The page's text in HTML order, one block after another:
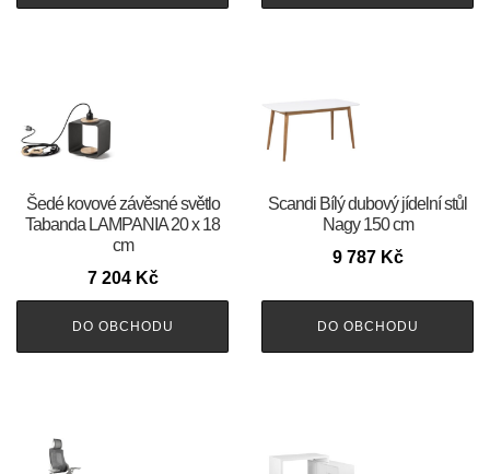
Šedé kovové závěsné světlo
Tabanda LAMPANIA 20 x 18
cm
7 204 Kč
DO OBCHODU
Scandi Bílý dubový jídelní stůl
Nagy 150 cm
9 787 Kč
DO OBCHODU